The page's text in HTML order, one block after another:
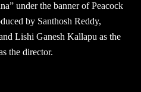
under the banner of Peacock
by Santhosh Reddy,
Lishi Ganesh Kallapu as the
the director.